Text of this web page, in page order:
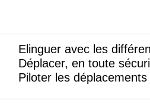
Elinguer avec les
Déplacer, en toute
Piloter les